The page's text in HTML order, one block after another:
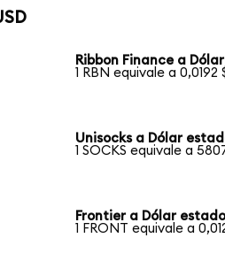
Ribbon Finance a
1 RBN equivale a 0,0192
Unisocks a Dólar
1 SOCKS equivale a
Frontier a Dólar
1 FRONT equivale a